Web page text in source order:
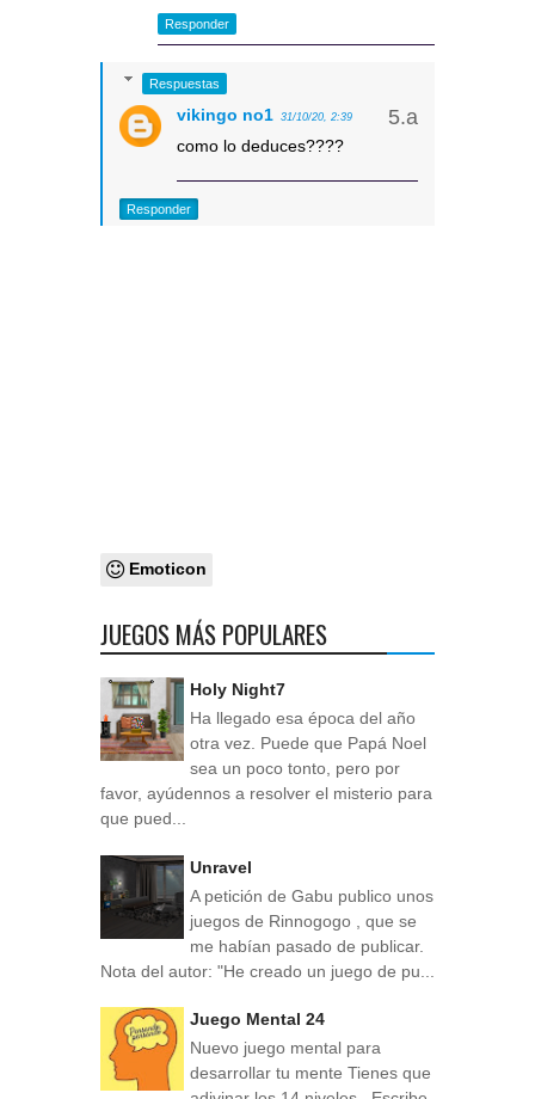
Responder
Respuestas
vikingo no1 31/10/20, 2:39
como lo deduces????
Responder
Emoticon
JUEGOS MÁS POPULARES
Holy Night7
Ha llegado esa época del año
otra vez. Puede que Papá Noel
sea un poco tonto, pero por
favor, ayúdennos a resolver el misterio para
que pued...
Unravel
A petición de Gabu publico unos
juegos de Rinnogogo , que se
me habían pasado de publicar.
Nota del autor: "He creado un juego de pu...
Juego Mental 24
Nuevo juego mental para
desarrollar tu mente Tienes que